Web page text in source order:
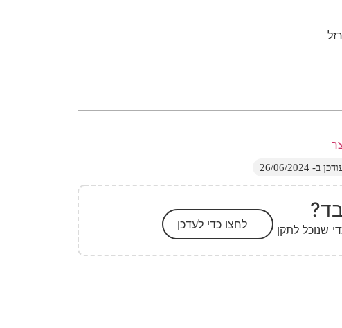
ב- 26/06/2024
שנוכל לתקן לחצו כדי לעדכן